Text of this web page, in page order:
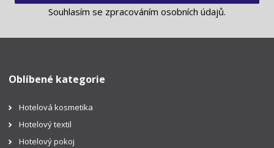
Souhlasím se zpracováním osobních údajů.
Oblíbené kategorie
Hotelová kosmetika
Hotelový textil
Hotelový pokoj